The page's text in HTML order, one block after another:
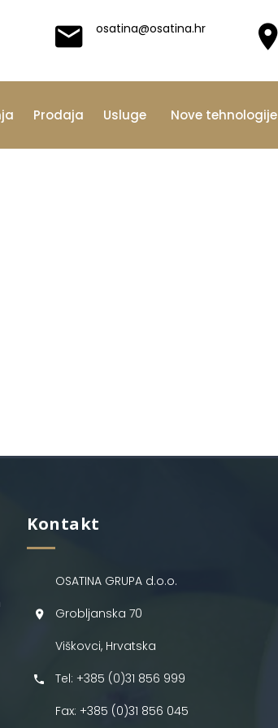
osatina@osatina.hr
Prodaja Usluge Nove tehnologije
Kontakt
OSATINA GRUPA d.o.o.
Grobljanska 70
Viškovci, Hrvatska
Tel: +385 (0)31 856 999
Fax: +385 (0)31 856 045